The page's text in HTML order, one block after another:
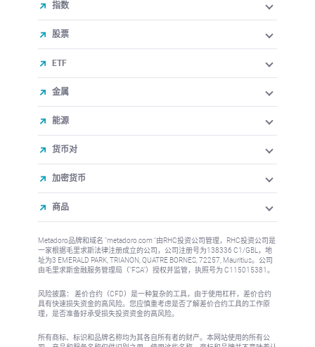
指数
股票
ETF
金属
能源
货币对
加密货币
商品
Metadoro品牌和域名 "metadoro.com "由RHC投资公司管理，RHC投资公司是
一家根据毛里求斯法律注册成立的公司，公司注册号为138336 C1/GBL，地
址为3 EMERALD PARK, TRIANON, QUATRE BORNES, 72257, Mauritius。公司
由毛里求斯金融服务管理局（"FSA"）授权并监管，执照号为 C115015381。
风险披露： 差价合约（CFD）是一种复杂的工具，由于使用杠杆，差价合约
具有快速损失资金的高风险。您应慎重考虑是否了解差价合约工具的工作原
理，是否准备好承受损失投资资金的高风险。
所有商标、标识和品牌名称均为其各自所有者的财产。本网站使用的所有公